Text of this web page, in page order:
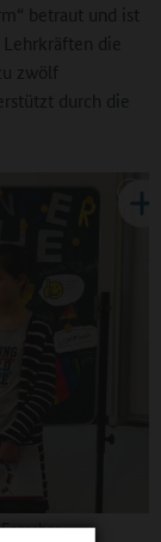
betraut und ist
die
zwölf
durch die